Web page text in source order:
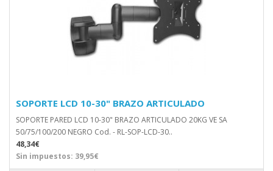
SOPORTE LCD 10-30" BRAZO ARTICULADO
SOPORTE PARED LCD 10-30" BRAZO ARTICULADO 20KG VE SA
50/75/100/200 NEGRO Cod. - RL-SOP-LCD-30..
48,34€
Sin impuestos: 39,95€